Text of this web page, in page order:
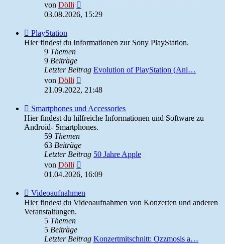
von Dölli
Beitrag
03.08.2026, 15:29
Feed
-
PlayStation
PlayStation
Hier findest du Informationen zur Sony PlayStation.
9 Themen
9 Beiträge
Letzter Beitrag Evolution of PlayStation (Ani…
von Dölli
Beitrag
21.09.2022, 21:48
Feed
-
Smartphones
Accessories
Smartphones und Accessories
Hier findest du hilfreiche Informationen und Software zu
Android- Smartphones.
59 Themen
63 Beiträge
Letzter Beitrag 50 Jahre Apple
von Dölli
Beitrag
01.04.2026, 16:09
Feed
-
Videoaufnahmen
Videoaufnahmen
Hier findest du Videoaufnahmen von Konzerten und anderen
Veranstaltungen.
5 Themen
5 Beiträge
Letzter Beitrag Konzertmitschnitt: Ozzmosis a…